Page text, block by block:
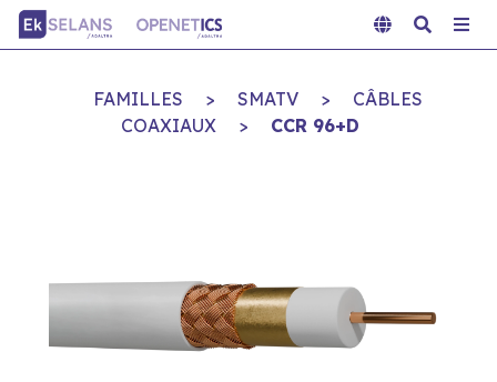
FAMILLES > SMATV >
CÂBLES
COAXIAUX
> CCR 96+D